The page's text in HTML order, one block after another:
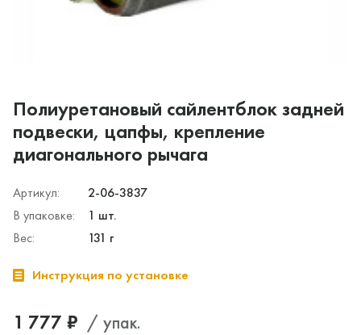
Полиуретановый сайлентблок задней
подвески, цапфы, крепление
диагонального рычага
Артикул:
2-06-3837
В упаковке:
1 шт.
Вес:
131 г
Инструкция по установке
1 777 ₽ / упак.